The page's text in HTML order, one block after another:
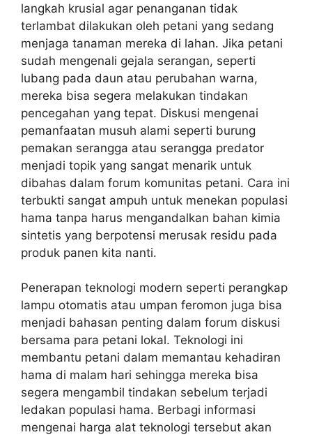
langkah krusial agar penanganan tidak
terlambat dilakukan oleh petani yang sedang
menjaga tanaman mereka di lahan. Jika petani
sudah mengenali gejala serangan, seperti
lubang pada daun atau perubahan warna,
mereka bisa segera melakukan tindakan
pencegahan yang tepat. Diskusi mengenai
pemanfaatan musuh alami seperti burung
pemakan serangga atau serangga predator
menjadi topik yang sangat menarik untuk
dibahas dalam forum komunitas petani. Cara ini
terbukti sangat ampuh untuk menekan populasi
hama tanpa harus mengandalkan bahan kimia
sintetis yang berpotensi merusak residu pada
produk panen kita nanti.
Penerapan teknologi modern seperti perangkap
lampu otomatis atau umpan feromon juga bisa
menjadi bahasan penting dalam forum diskusi
bersama para petani lokal. Teknologi ini
membantu petani dalam memantau kehadiran
hama di malam hari sehingga mereka bisa
segera mengambil tindakan sebelum terjadi
ledakan populasi hama. Berbagi informasi
mengenai harga alat teknologi tersebut akan